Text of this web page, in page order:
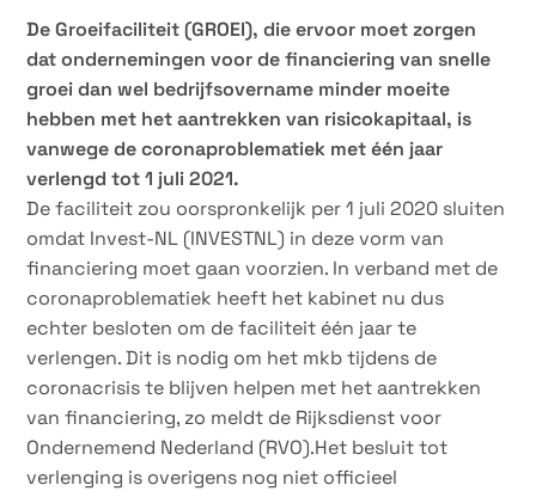
De Groeifaciliteit (GROEI), die ervoor moet zorgen
dat ondernemingen voor de financiering van snelle
groei dan wel bedrijfsovername minder moeite
hebben met het aantrekken van risicokapitaal, is
vanwege de coronaproblematiek met één jaar
verlengd tot 1 juli 2021.
De faciliteit zou oorspronkelijk per 1 juli 2020 sluiten
omdat Invest-NL (INVESTNL) in deze vorm van
financiering moet gaan voorzien. In verband met de
coronaproblematiek heeft het kabinet nu dus
echter besloten om de faciliteit één jaar te
verlengen. Dit is nodig om het mkb tijdens de
coronacrisis te blijven helpen met het aantrekken
van financiering, zo meldt de Rijksdienst voor
Ondernemend Nederland (RVO).Het besluit tot
verlenging is overigens nog niet officieel